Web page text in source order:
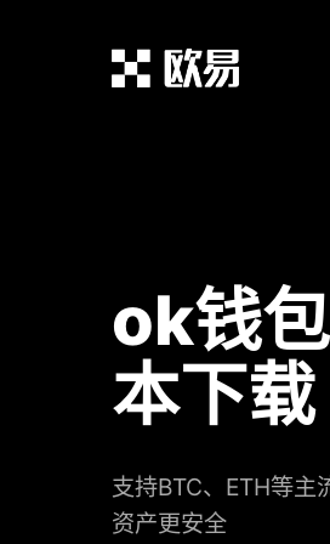
ok钱
本下载
支持BTC、ETH等主
资产更安全